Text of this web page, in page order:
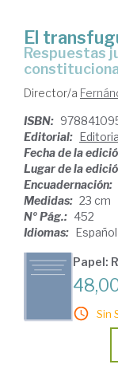
El
respuestas jurídicas y su encaje
Director/a
ISBN:
Editorial:
Fecha de la
Lugar de la
Encuadernación:
Medidas: 23 cm
Nº Pág.: 452
Idiomas: Español
Papel:
Sin